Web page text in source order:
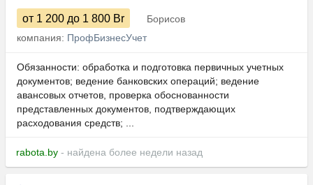
от 1 200 до 1 800 Br
Борисов
компания: ПрофБизнесУчет
Обязанности: обработка и подготовка первичных учетных
документов; ведение банковских операций; ведение
авансовых отчетов, проверка обоснованности
представленных документов, подтверждающих
расходования средств; ...
rabota.by - найдена более недели назад